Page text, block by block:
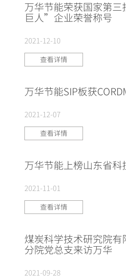
万华节能荣获国家第
巨人”企业荣誉称号
2021-12-10
查看详情
万华节能SIP板获
2021-12-07
查看详情
万华节能上榜山东省科
2021-11-01
查看详情
煤炭科学技术研究院有
分院党总支来访万华
2021-09-28